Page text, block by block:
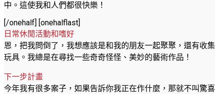
中。這使我和人們都很快樂！
[/onehalf] [onehalflast]
日常休閒活動和嗜好
恩，把我問倒了，我想應該是和我的朋友一起聚聚，還有收集
玩具。我總是在尋找一些奇奇怪怪、美妙的藝術作品！
下一步計畫
今年我有很多案子，如果告訴你我正在作什麼，那就不叫驚喜